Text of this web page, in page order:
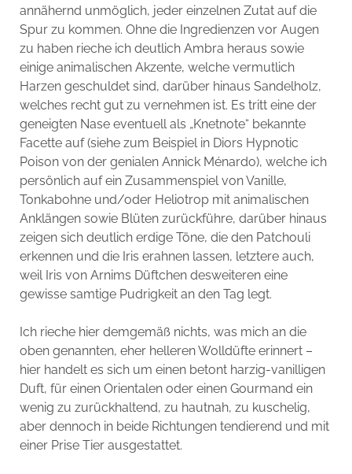
annähernd unmöglich, jeder einzelnen Zutat auf die
Spur zu kommen. Ohne die Ingredienzen vor Augen
zu haben rieche ich deutlich Ambra heraus sowie
einige animalischen Akzente, welche vermutlich
Harzen geschuldet sind, darüber hinaus Sandelholz,
welches recht gut zu vernehmen ist. Es tritt eine der
geneigten Nase eventuell als „Knetnote“ bekannte
Facette auf (siehe zum Beispiel in Diors Hypnotic
Poison von der genialen Annick Ménardo), welche ich
persönlich auf ein Zusammenspiel von Vanille,
Tonkabohne und/oder Heliotrop mit animalischen
Anklängen sowie Blüten zurückführe, darüber hinaus
zeigen sich deutlich erdige Töne, die den Patchouli
erkennen und die Iris erahnen lassen, letztere auch,
weil Iris von Arnims Düftchen desweiteren eine
gewisse samtige Pudrigkeit an den Tag legt.
Ich rieche hier demgemäß nichts, was mich an die
oben genannten, eher helleren Wolldüfte erinnert –
hier handelt es sich um einen betont harzig-vanilligen
Duft, für einen Orientalen oder einen Gourmand ein
wenig zu zurückhaltend, zu hautnah, zu kuschelig,
aber dennoch in beide Richtungen tendierend und mit
einer Prise Tier ausgestattet.